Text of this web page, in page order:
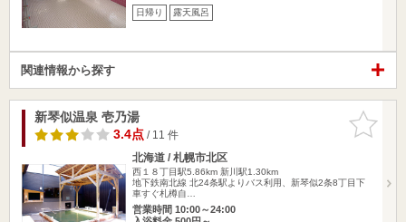
日帰り 露天風呂
関連情報から探す
お気に入
りに追加
新琴似温泉 壱乃湯
3.4点/ 11 件
北海道 / 札幌市北区
西１８丁目駅5.86km 新川駅1.30km
地下鉄南北線 北24条駅よりバス利用、新琴似2条8丁目下
車すぐ札樽自…
営業時間 10:00～24:00